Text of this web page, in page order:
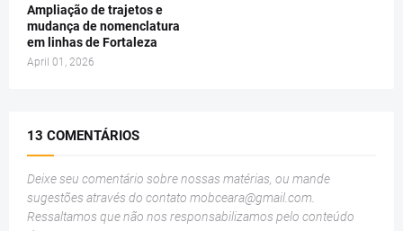
Ampliação de trajetos e
mudança de nomenclatura
em linhas de Fortaleza
April 01, 2026
13 COMENTÁRIOS
Deixe seu comentário sobre nossas matérias, ou mande
sugestões através do contato mobceara@gmail.com
Ressaltamos que não nos responsabilizamos pelo conteúdo